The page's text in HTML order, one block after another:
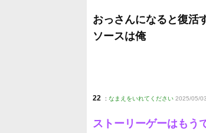
おっさんになると復活
ソースは俺
22 : なまえをいれてください 2025/05/
ストーリーゲーはもう